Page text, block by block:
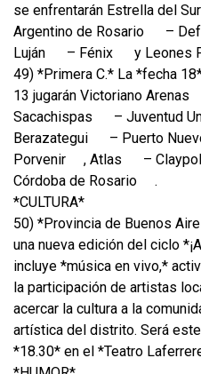
se enfrentarán Estrella del Sur
Argentino de Rosario
–
Luján
– Fénix y Leones
49) *Primera C.* La *fecha
13 jugarán Victoriano Arenas
Sacachispas
– Juventud
Berazategui
– Puerto
Porvenir
, Atlas –
Córdoba de Rosario
.
*CULTURA*
50) *Provincia de Buenos
una nueva edición del ciclo
incluye *música en vivo,*
la participación de artistas
acercar la cultura a la
artística del distrito. Será
*18.30* en el *Teatro